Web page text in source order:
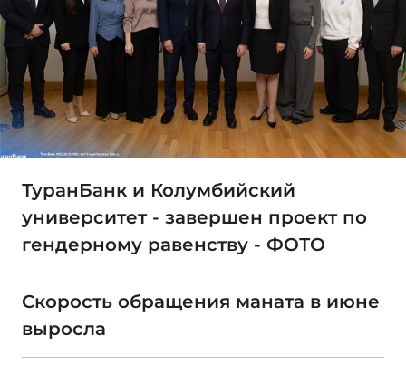
ТуранБанк и Колумбийский
университет - завершен проект по
гендерному равенству - ФОТО
Скорость обращения маната в июне
выросла